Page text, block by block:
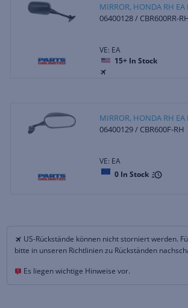
MIRROR, HONDA RH EA
06400128 / CBR600RR-
VE: EA
15+ In Stock
MIRROR, HONDA RH EA
06400129 / CBR600F-RH
VE: EA
0 In Stock
US-Rückstände können nicht storniert werden.
bitte in unseren Richtlinien zu Rückständen
Es liegen wichtige Hinweise vor.